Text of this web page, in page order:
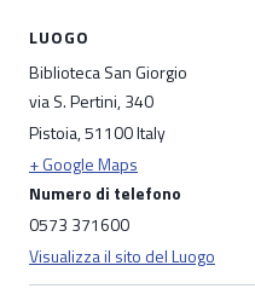
LUOGO
Biblioteca San Giorgio
via S. Pertini, 340
Pistoia,51100Italy
+ Google Maps
Numero di telefono
0573 371600
Visualizza il sito del Luogo